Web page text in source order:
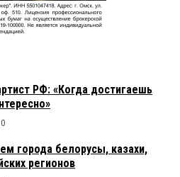
РФ: «Когда достигаешь
города белорусы, казахи,
регионов